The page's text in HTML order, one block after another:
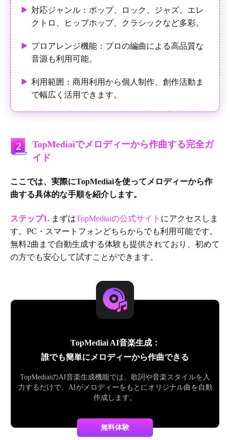
対応ジャンル：ポップ、ロック、ジャズ、エレ
クトロ、ヒップホップ、クラシックなど多彩。
プロアレンジ機能：プロの編曲による高品質な
音源も利用可能。
利用範囲：商用利用から個人制作、創作活動ま
で幅広く活用できます。
2
TopMediaiでメロディーから作曲する完全ガ
イド
ここでは、実際にTopMediaiを使ってメロディーから作
曲する具体的な手順を紹介します。
ステップ1. まずはTopMediaiの公式サイト にアクセスしま
す。PC・スマートフォンどちらからでも利用可能です。
無料2曲まで自動生成する体験も提供されており、初めて
の方でも安心して試すことができます。
TopMediai AI音楽生成：
誰でも簡単にメロディーから作曲できる
TopMediaiのAI音楽生成機能では、歌詞や音楽スタイルを入
力するだけで、AIがメロディーをもとにオリジナル曲を自動
作成します。
無料体験